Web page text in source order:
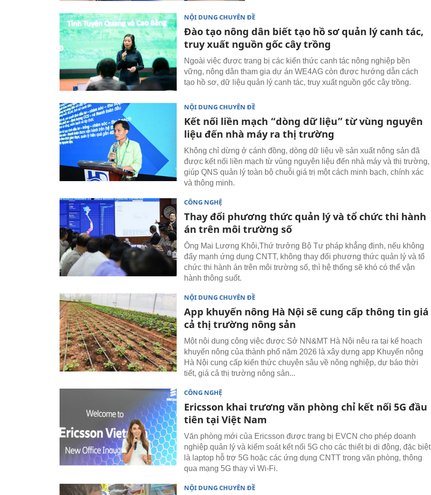
NỘI DUNG CHUYÊN ĐỀ
Đào tạo nông dân biết tạo hồ sơ quản lý canh tác,
truy xuất nguồn gốc cây trồng
Ngoài việc được trang bị các kiến thức canh tác nông nghiệp bền
vững, nông dân tham gia dự án WE4AG còn được hướng dẫn cách
tạo hồ sơ, dữ liệu quản lý canh tác, truy xuất nguồn gốc cây trồng.
NỘI DUNG CHUYÊN ĐỀ
Kết nối liền mạch “dòng dữ liệu” từ vùng nguyên
liệu đến nhà máy ra thị trường
Không chỉ dừng ở cánh đồng, dòng dữ liệu về sản xuất nông sản đã
được kết nối liền mạch từ vùng nguyên liệu đến nhà máy và thị trường,
giúp QNS quản lý toàn bộ chuỗi giá trị một cách minh bạch, chính xác
và thông minh.
CÔNG NGHỆ
Thay đổi phương thức quản lý và tổ chức thi hành
án trên môi trường số
Ông Mai Lương Khôi,Thứ trưởng Bộ Tư pháp khẳng định, nếu không
đẩy mạnh ứng dụng CNTT, không thay đổi phương thức quản lý và tổ
chức thi hành án trên môi trường số, thì hệ thống sẽ khó có thể vận
hành thông suốt.
NỘI DUNG CHUYÊN ĐỀ
App khuyến nông Hà Nội sẽ cung cấp thông tin giá
cả thị trường nông sản
Một nội dung công việc được Sở NN&MT Hà Nội nêu ra tại kế hoạch
khuyến nông của thành phố năm 2026 là xây dựng app Khuyến nông
Hà Nội cung cấp kiến thức chuyên sâu về nông nghiệp, dự báo thời
tiết, giá cả thị trường nông sản...
CÔNG NGHỆ
Ericsson khai trương văn phòng chỉ kết nối 5G đầu
tiên tại Việt Nam
Văn phòng mới của Ericsson được trang bị EVCN cho phép doanh
nghiệp quản lý và kiểm soát kết nối 5G cho các thiết bị di động, đặc biệt
là laptop hỗ trợ 5G hoặc các ứng dụng CNTT trong văn phòng, thông
qua mạng 5G thay vì Wi-Fi.
NỘI DUNG CHUYÊN ĐỀ